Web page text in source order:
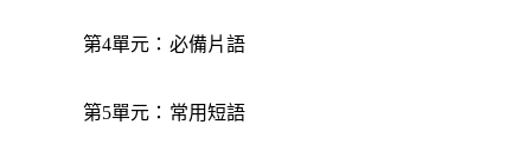
第4單元：必備片語
第5單元：常用短語